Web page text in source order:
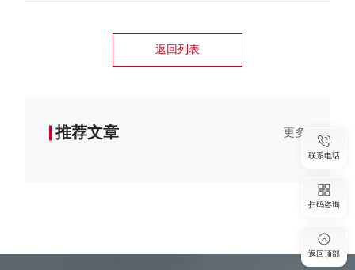
返回列表
推荐文章 更多
联系电话
扫码咨询
返回顶部